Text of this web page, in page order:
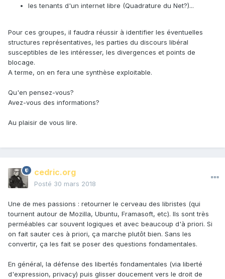
les tenants d'un internet libre (Quadrature du Net?)...
Pour ces groupes, il faudra réussir à identifier les éventuelles
structures représentatives, les parties du discours libéral
susceptibles de les intéresser, les divergences et points de
blocage.
A terme, on en fera une synthèse exploitable.
Qu'en pensez-vous?
Avez-vous des informations?
Au plaisir de vous lire.
cedric.org
Posté 30 mars 2018
Une de mes passions : retourner le cerveau des libristes (qui
tournent autour de Mozilla, Ubuntu, Framasoft, etc). Ils sont très
perméables car souvent logiques et avec beaucoup d'à priori. Si
on fait sauter ces à priori, ça marche plutôt bien. Sans les
convertir, ça les fait se poser des questions fondamentales.
En général, la défense des libertés fondamentales (via liberté
d'expression, privacy) puis glisser doucement vers le droit de